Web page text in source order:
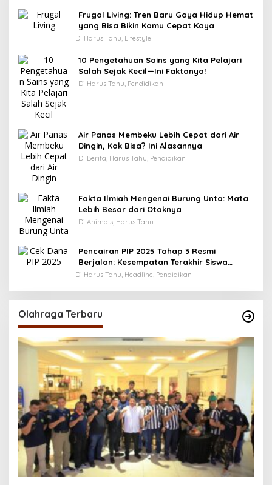
Frugal Living: Tren Baru Gaya Hidup Hemat
yang Bisa Bikin Kamu Cepat Kaya
Di Harus Tahu, Lifestyle
10 Pengetahuan Sains yang Kita Pelajari
Salah Sejak Kecil—Ini Faktanya!
Di Harus Tahu, Pendidikan
Air Panas Membeku Lebih Cepat dari Air
Dingin, Kok Bisa? Ini Alasannya
Di Berita, Harus Tahu, Pendidikan
Fakta Ilmiah Mengenai Burung Unta: Mata
Lebih Besar dari Otaknya
Di Animals, Harus Tahu
Pencairan PIP 2025 Tahap 3 Resmi
Berjalan: Kesempatan Terakhir Siswa
Menerima Bantuan Pendidikan hingga
Di Harus Tahu, Headline, Pendidikan
Olahraga Terbaru